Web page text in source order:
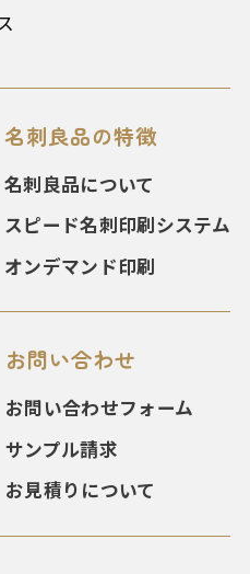
名刺良品の特徴
名刺良品について
スピード名刺印刷システム
オンデマンド印刷
お問い合わせ
お問い合わせフォーム
サンプル請求
お見積りについて